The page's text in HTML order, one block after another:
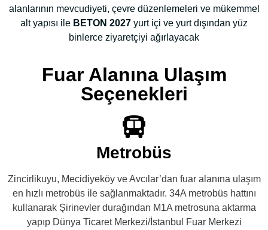
alanlarının mevcudiyeti, çevre düzenlemeleri ve mükemmel
alt yapısı ile BETON 2027 yurt içi ve yurt dışından yüz
binlerce ziyaretçiyi ağırlayacak
Fuar Alanına Ulaşım
Seçenekleri
Metrobüs
Zincirlikuyu, Mecidiyeköy ve Avcılar’dan fuar alanına ulaşım
en hızlı metrobüs ile sağlanmaktadır. 34A metrobüs hattını
kullanarak Şirinevler durağından M1A metrosuna aktarma
yapıp Dünya Ticaret Merkezi/İstanbul Fuar Merkezi